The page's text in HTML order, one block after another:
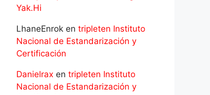
Yak.Hi
LhaneEnrok en tripleten Instituto
Nacional de Estandarización y
Certificación
Danielrax en tripleten Instituto
Nacional de Estandarización y